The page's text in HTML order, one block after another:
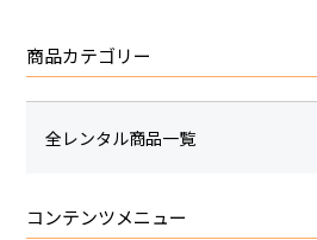
商品カテゴリー
全レンタル商品一覧
コンテンツメニュー